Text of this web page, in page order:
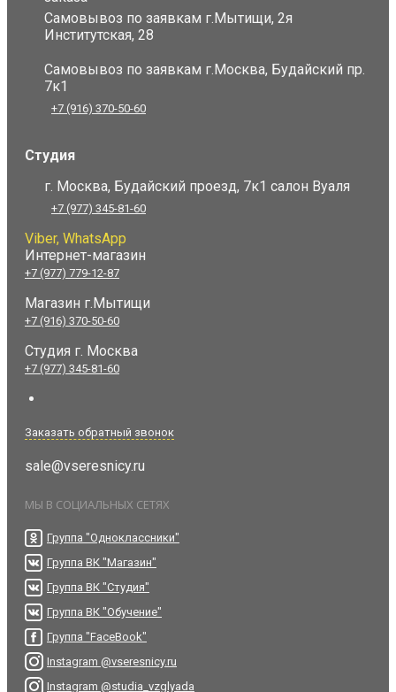
Самовывоз по заявкам г.Мытищи, 2я
Институтская, 28
Самовывоз по заявкам г.Москва, Будайский пр.
7к1
+7 (916) 370-50-60
Студия
г. Москва, Будайский проезд, 7к1 салон Вуаля
+7 (977) 345-81-60
Viber, WhatsApp
Интернет-магазин
+7 (977) 779-12-87
Магазин г.Мытищи
+7 (916) 370-50-60
Студия г. Москва
+7 (977) 345-81-60
Заказать обратный звонок
sale@vseresnicy.ru
МЫ В СОЦИАЛЬНЫХ СЕТЯХ
Группа "Одноклассники"
Группа ВК "Магазин"
Группа ВК "Студия"
Группа ВК "Обучение"
Группа "FaceBook"
Instagram @vseresnicy.ru
Instagram @studia_vzglyada